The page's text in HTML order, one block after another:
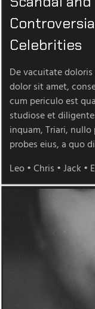
Celebrities
De vacuitate
dolor sit amet,
cum periculo est
studiose et
inquam, Triari,
probes eius, a quo
Leo•Chris •Jack •